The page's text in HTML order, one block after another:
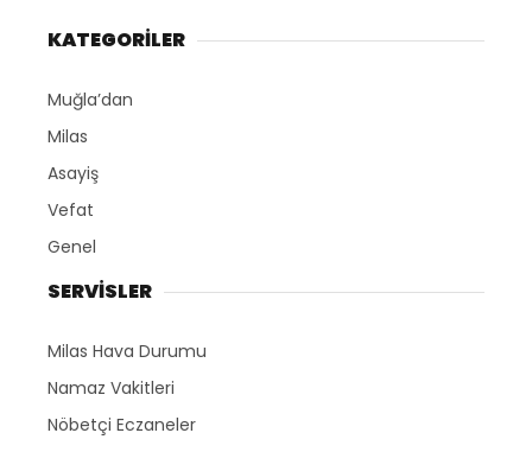
KATEGORİLER
Muğla’dan
Milas
Asayiş
Vefat
Genel
SERVİSLER
Milas Hava Durumu
Namaz Vakitleri
Nöbetçi Eczaneler